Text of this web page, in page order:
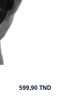
599,90 TND